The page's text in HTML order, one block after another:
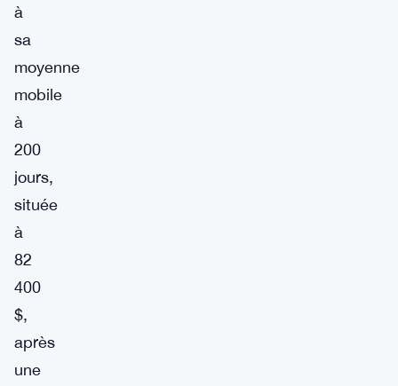
à
sa
moyenne
mobile
à
200
jours,
située
à
82
400
$,
après
une